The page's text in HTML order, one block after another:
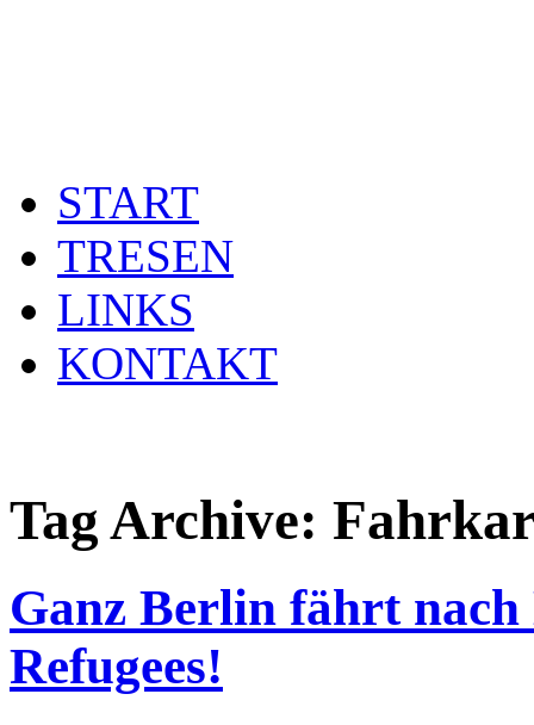
START
TRESEN
LINKS
KONTAKT
Tag Archive:
Ganz Berlin fährt
Refugees!